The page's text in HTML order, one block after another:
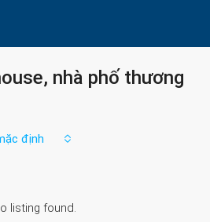
nhà phố thương
định
listing found.